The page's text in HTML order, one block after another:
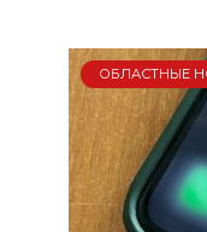
ОБЛАСТНЫЕ